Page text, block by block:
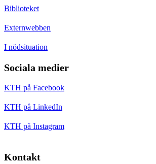
Biblioteket
Externwebben
I nödsituation
Sociala medier
KTH på Facebook
KTH på LinkedIn
KTH på Instagram
Kontakt